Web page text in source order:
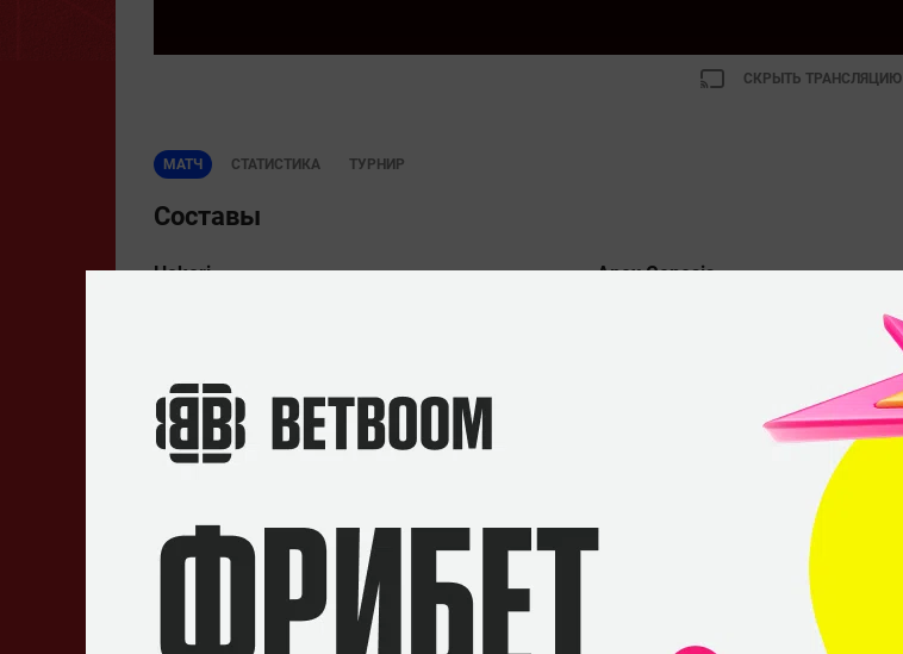
СКРЫТЬ ТРАНСЛЯЦИЮ
МАТЧ СТАТИСТИКА ТУРНИР
Составы
Hokori
Moises Asencios «Genek» Santillan CАППОРТ
Anthony «Gardick»
Apex Genesis
Фундемер
«Fayde» Зуев
Шеховцов
Боккикьо
Гильерме «Costabile»